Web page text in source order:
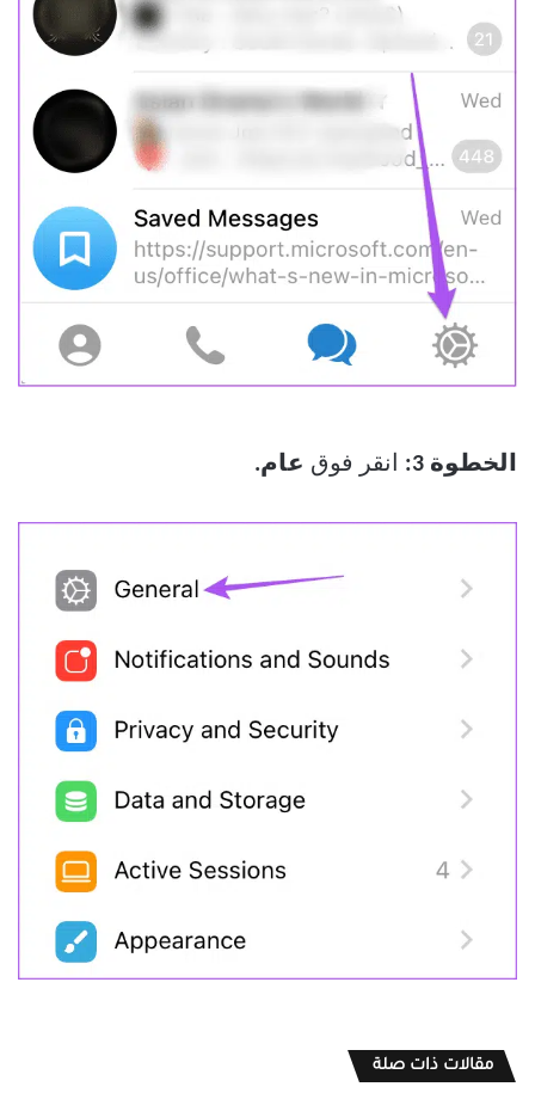
الخطوة 3: انقر فوق عام.
مقالات ذات صلة